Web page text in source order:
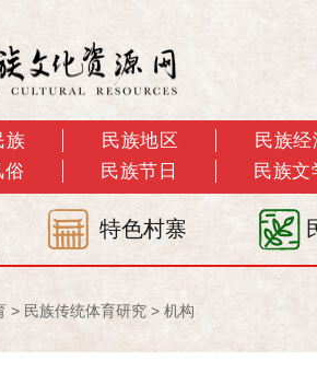
族 民族地区
民族经
俗
民族节日 民族文
特色村寨
> 民族传统体育研究 > 机构